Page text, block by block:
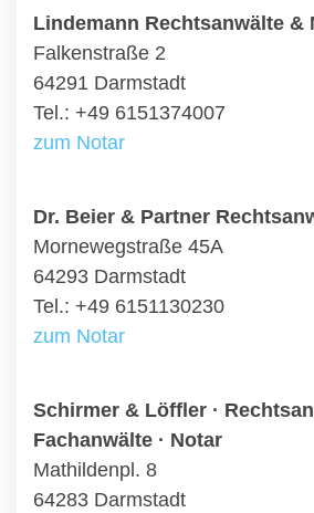
Lindemann Rechtsanwälte &
Falkenstraße 2
64291 Darmstadt
Tel.: +49 6151374007
zum Notar
Dr. Beier & Partner
Mornewegstraße 45A
64293 Darmstadt
Tel.: +49 6151130230
zum Notar
Schirmer & Löffler ·
Fachanwälte · Notar
Mathildenpl. 8
64283 Darmstadt